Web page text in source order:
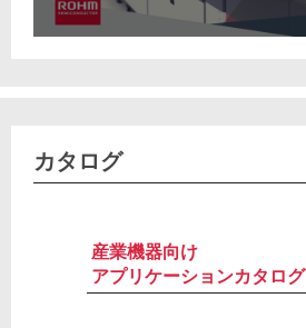
カタログ
産業機器向け
アプリケーションカタログ